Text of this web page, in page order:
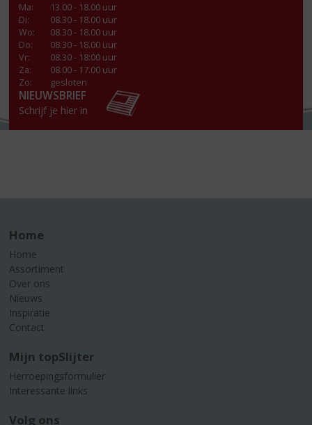
Ma:
13.00 - 18.00 uur
Di:
08.30 - 18.00 uur
Wo:
08.30 - 18.00 uur
Do:
08.30 - 18.00 uur
Vr:
08.30 - 18:00 uur
Za:
08.00 - 17.00 uur
Zo:
gesloten
NIEUWSBRIEF
Schrijf je hier in
Home
Home
Assortiment
Over ons
Nieuws
Inspiratie
Contact
Mijn topSlijter
Herroepingsformulier
Interessante links
Volg ons